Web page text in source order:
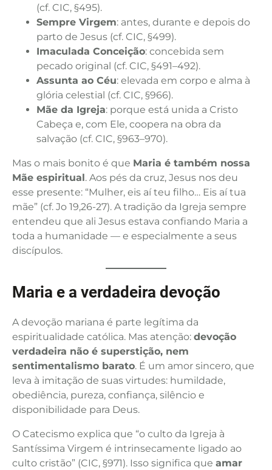
(cf. CIC, §495).
Sempre Virgem: antes, durante e depois do
parto de Jesus (cf. CIC, §499).
Imaculada Conceição: concebida sem
pecado original (cf. CIC, §491–492).
Assunta ao Céu: elevada em corpo e alma à
glória celestial (cf. CIC, §966).
Mãe da Igreja: porque está unida a Cristo
Cabeça e, com Ele, coopera na obra da
salvação (cf. CIC, §963–970).
Mas o mais bonito é que Maria é também nossa
Mãe espiritual . Aos pés da cruz, Jesus nos deu
esse presente: “Mulher, eis aí teu filho… Eis aí tua
mãe” (cf. Jo 19,26-27). A tradição da Igreja sempre
entendeu que ali Jesus estava confiando Maria a
toda a humanidade — e especialmente a seus
discípulos.
Maria e a verdadeira devoção
A devoção mariana é parte legítima da
espiritualidade católica. Mas atenção: devoção
verdadeira não é superstição, nem
sentimentalismo barato. É um amor sincero, que
leva à imitação de suas virtudes: humildade,
obediência, pureza, confiança, silêncio e
disponibilidade para Deus.
O Catecismo explica que “o culto da Igreja à
Santíssima Virgem é intrinsecamente ligado ao
culto cristão” (CIC, §971). Isso significa que amar